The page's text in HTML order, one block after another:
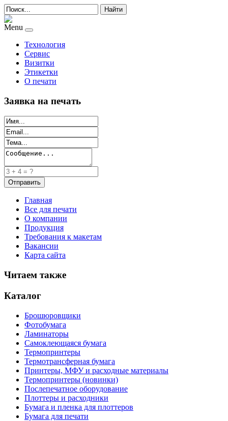
Найти
Menu
Технология
Сервис
Визитки
Этикетки
О печати
Заявка на печать
Главная
Все для печати
О компании
Продукция
Требования к макетам
Вакансии
Карта сайта
Читаем также
Каталог
Брошюровщики
Фотобумага
Ламинаторы
Самоклеющаяся бумага
Термопринтеры
Термотрансферная бумага
Принтеры, МФУ и расходные материалы
Термопринтеры (новинки)
Послепечатное оборудование
Плоттеры и расходники
Бумага и пленка для плоттеров
Бумага для печати